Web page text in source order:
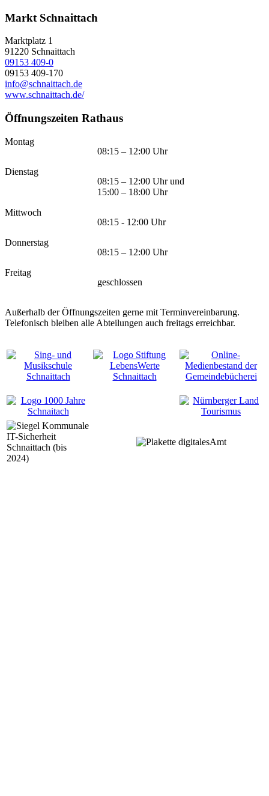
Markt Schnaittach
Marktplatz 1
91220 Schnaittach
09153 409-0
09153 409-170
info@schnaittach.de
www.schnaittach.de/
Öffnungszeiten Rathaus
Montag
08:15 – 12:00 Uhr
Dienstag
08:15 – 12:00 Uhr und
15:00 – 18:00 Uhr
Mittwoch
08:15 - 12:00 Uhr
Donnerstag
08:15 – 12:00 Uhr
Freitag
geschlossen
Außerhalb der Öffnungszeiten gerne mit Terminvereinbarung.
Telefonisch bleiben alle Abteilungen auch freitags erreichbar.